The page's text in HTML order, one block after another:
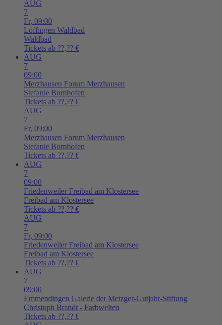
AUG
7
Fr, 09:00
Löffingen Waldbad
Waldbad
Tickets ab ??,?? €
AUG
7
09:00
Merzhausen Forum Merzhausen
Stefanie Bornhofen
Tickets ab ??,?? €
AUG
7
Fr, 09:00
Merzhausen Forum Merzhausen
Stefanie Bornhofen
Tickets ab ??,?? €
AUG
7
09:00
Friedenweiler Freibad am Klostersee
Freibad am Klostersee
Tickets ab ??,?? €
AUG
7
Fr, 09:00
Friedenweiler Freibad am Klostersee
Freibad am Klostersee
Tickets ab ??,?? €
AUG
7
09:00
Emmendingen Galerie der Metzger-Gutjahr-Stiftung
Christoph Brandt - Farbwelten
Tickets ab ??,?? €